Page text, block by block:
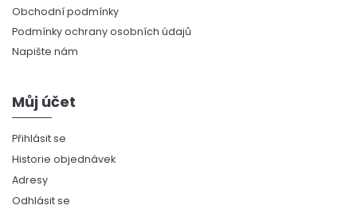
Obchodní podmínky
Podmínky ochrany osobních údajů
Napište nám
Můj účet
Přihlásit se
Historie objednávek
Adresy
Odhlásit se